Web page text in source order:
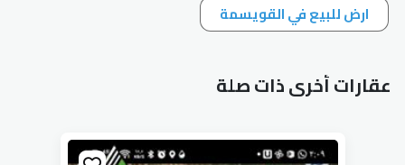
ارض للبيع في القويسمة
عقارات أخرى ذات صلة